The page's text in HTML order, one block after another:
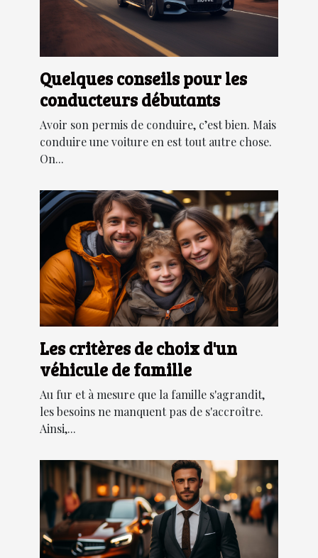
Quelques conseils pour les
conducteurs débutants
Avoir son permis de conduire, c’est bien. Mais
conduire une voiture en est tout autre chose.
On...
Les critères de choix d'un
véhicule de famille
Au fur et à mesure que la famille s'agrandit,
les besoins ne manquent pas de s'accroître.
Ainsi,...